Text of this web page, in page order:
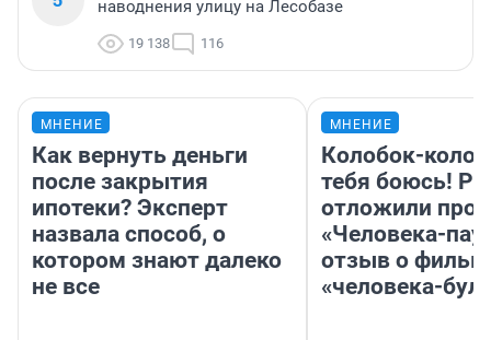
наводнения улицу на Лесобазе
19 138 116
МНЕНИЕ
Как вернуть деньги
после закрытия
ипотеки? Эксперт
назвала способ, о
котором знают далеко
не все
МНЕНИЕ
Колобок-
тебя боюсь!
отложили
«Человека-
отзыв о
«человека-